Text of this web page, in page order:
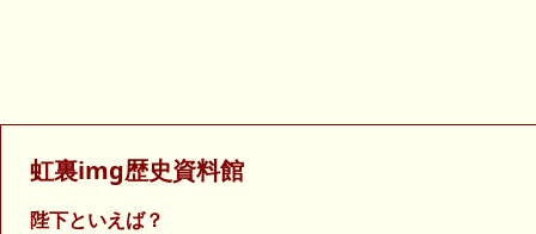
虹裏img歴史資料館
陛下といえば？